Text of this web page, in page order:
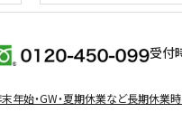
受付
年始・GW・夏期休業など⻑期休業